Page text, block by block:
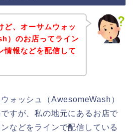
ど、オーサムウォッ
）のお店ってライン
情報などを配信して
ォッシュ（AwesomeWash）
すが、私の地元にあるお店で
などをラインで配信している